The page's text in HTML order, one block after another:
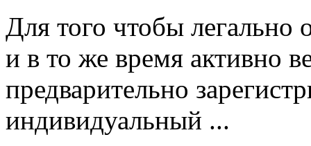
Для того чтобы легально
и в то же время активно
предварительно
индивидуальный ...